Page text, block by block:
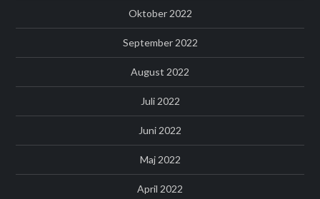
Oktober 2022
September 2022
August 2022
Juli 2022
Juni 2022
Maj 2022
April 2022